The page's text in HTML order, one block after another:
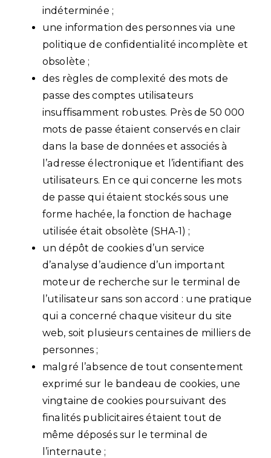
indéterminée ;
une information des personnes via une
politique de confidentialité incomplète et
obsolète ;
des règles de complexité des mots de
passe des comptes utilisateurs
insuffisamment robustes. Près de 50 000
mots de passe étaient conservés en clair
dans la base de données et associés à
l’adresse électronique et l’identifiant des
utilisateurs. En ce qui concerne les mots
de passe qui étaient stockés sous une
forme hachée, la fonction de hachage
utilisée était obsolète (SHA-1) ;
un dépôt de cookies d’un service
d’analyse d’audience d’un important
moteur de recherche sur le terminal de
l’utilisateur sans son accord : une pratique
qui a concerné chaque visiteur du site
web, soit plusieurs centaines de milliers de
personnes ;
malgré l’absence de tout consentement
exprimé sur le bandeau de cookies, une
vingtaine de cookies poursuivant des
finalités publicitaires étaient tout de
même déposés sur le terminal de
l’internaute ;